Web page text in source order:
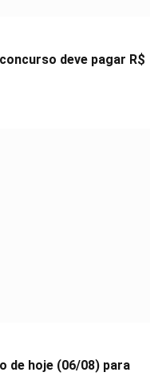
deve pagar R$
de hoje (06/08) para